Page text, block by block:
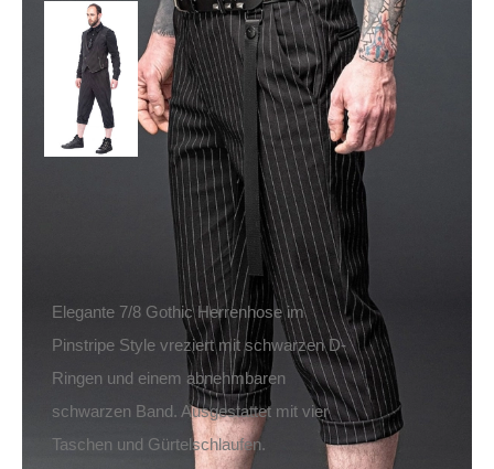
Queen of Darkness
Hose Elegant
Pinstripe Short
109,90€
Inkl. MwSt.
zzgl.
Versand
Lieferzeit: ca. 1-2 Tage DE, ca. 3-4 Tage EU
Elegante 7/8 Gothic Herrenhose im
Pinstripe Style vreziert mit schwarzen D-
Ringen und einem abnehmbaren
schwarzen Band. Ausgestattet mit vier
Taschen und Gürtelschlaufen.